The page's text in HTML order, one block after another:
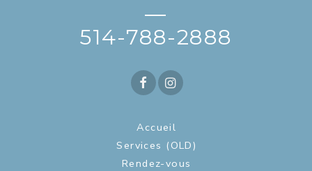
—
514-788-2888
Accueil
Services (OLD)
Rendez-vous